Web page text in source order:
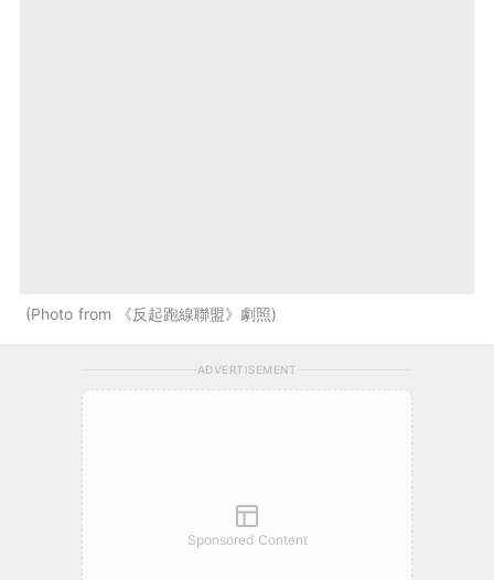
Photo from 《反起跑線聯盟》劇照
ADVERTISEMENT
Sponsored Content